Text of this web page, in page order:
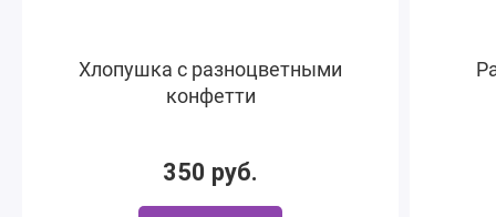
Хлопушка с разноцветными
конфетти
350 руб.